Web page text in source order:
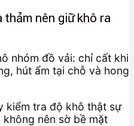
thảm nên giữ khô ra
nhóm đồ vải: chỉ cất khi
hút ẩm tại chỗ và hong
kiểm tra độ khô thật sự
nên sờ bề mặt